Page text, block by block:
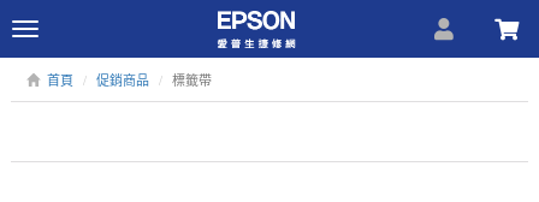
Toggle
navigation
首頁 促銷商品 標籤帶